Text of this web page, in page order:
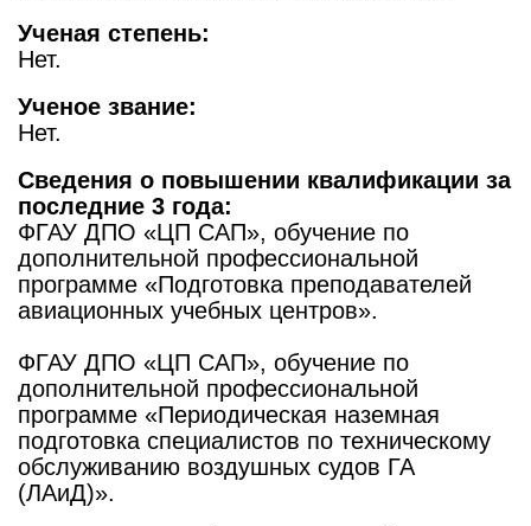
Ученая степень:
Нет.
Ученое звание:
Нет.
Сведения о повышении квалификации за
последние 3 года:
ФГАУ ДПО «ЦП САП», обучение по
дополнительной профессиональной
программе «Подготовка преподавателей
авиационных учебных центров».
ФГАУ ДПО «ЦП САП», обучение по
дополнительной профессиональной
программе «Периодическая наземная
подготовка специалистов по техническому
обслуживанию воздушных судов ГА
(ЛАиД)».